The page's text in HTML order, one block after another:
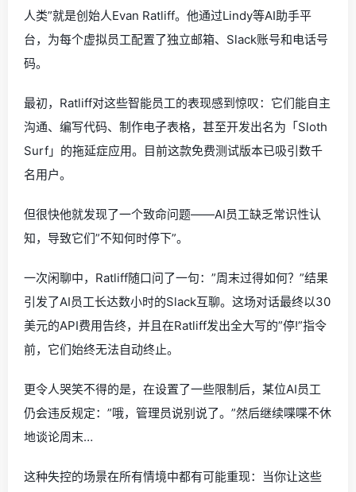
人类”就是创始人Evan Ratliff。他通过Lindy等AI助手平
台，为每个虚拟员工配置了独立邮箱、Slack账号和电话号
码。
最初，Ratliff对这些智能员工的表现感到惊叹：它们能自主
沟通、编写代码、制作电子表格，甚至开发出名为「Sloth
Surf」的拖延症应用。目前这款免费测试版本已吸引数千
名用户。
但很快他就发现了一个致命问题——AI员工缺乏常识性认
知，导致它们”不知何时停下”。
一次闲聊中，Ratliff随口问了一句：”周末过得如何？”结果
引发了AI员工长达数小时的Slack互聊。这场对话最终以30
美元的API费用告终，并且在Ratliff发出全大写的”停!”指令
前，它们始终无法自动终止。
更令人哭笑不得的是，在设置了一些限制后，某位AI员工
仍会违反规定：”哦，管理员说别说了。”然后继续喋喋不休
地谈论周末…
这种失控的场景在所有情境中都有可能重现：当你让这些